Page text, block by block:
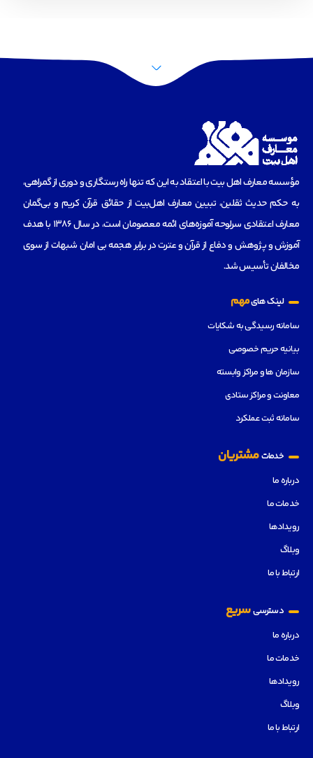
مؤسسه‌ معارف اهل بیت با اعتقاد به این که تنها راه رستگاری و دوری از گمراهی،
به حکم حدیث ثقلین، تبیین معارف اهل‌بیت از حقائق قرآن کریم و بی‌گمان
معارف اعتقادی سرلوحه آموزه‌های ائمه معصومان است، در سال 1386 با هدف
آموزش و پژوهش و دفاع از قرآن و عترت در برابر هجمه بی امان شبهات از سوی
مخالفان تأسیس شد.
لینک هایمهم
سامانه رسیدگی به شکایات
بیانیه حریم خصوصی
سازمان ها و مراکز وابسته
معاونت و مراکز ستادی
سامانه ثبت عملکرد
خدماتمشتریان
درباره ما
خدمات ما
رویدادها
وبلاگ
ارتباط با ما
دسترسیسریع
درباره ما
خدمات ما
رویدادها
وبلاگ
ارتباط با ما